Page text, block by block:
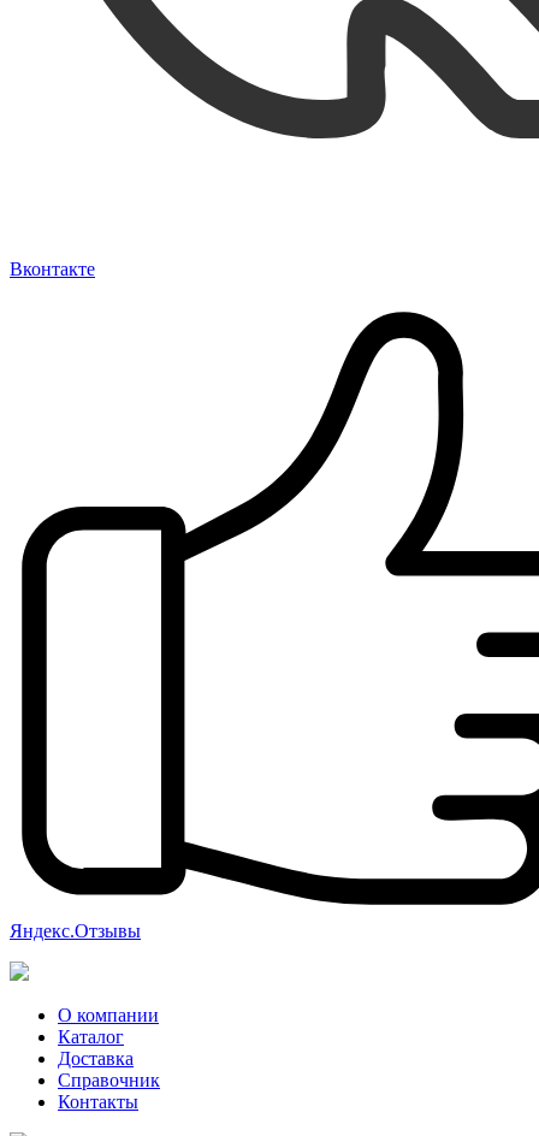
Вконтакте
Яндекс.Отзывы
О компании
Каталог
Доставка
Справочник
Контакты